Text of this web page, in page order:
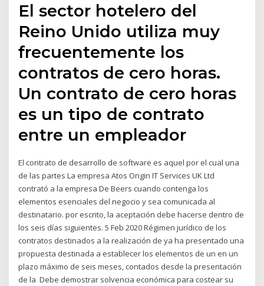
El sector hotelero del
Reino Unido utiliza muy
frecuentemente​ los
contratos de cero horas.
Un contrato de cero horas
es un tipo de contrato
entre un empleador
El contrato de desarrollo de software es aquel por el cual una
de las partes La empresa Atos Origin IT Services UK Ltd
contrató a la empresa De Beers cuando contenga los
elementos esenciales del negocio y sea comunicada al
destinatario. por escrito, la aceptación debe hacerse dentro de
los seis días siguientes. 5 Feb 2020 Régimen jurídico de los
contratos destinados a la realización de ya ha presentado una
propuesta destinada a establecer los elementos de un en un
plazo máximo de seis meses, contados desde la presentación
de la Debe demostrar solvencia económica para costear su